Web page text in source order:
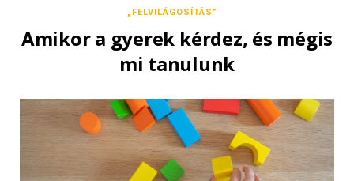
„FELVILÁGOSÍTÁS”
Amikor a gyerek kérdez, és mégis
mi tanulunk